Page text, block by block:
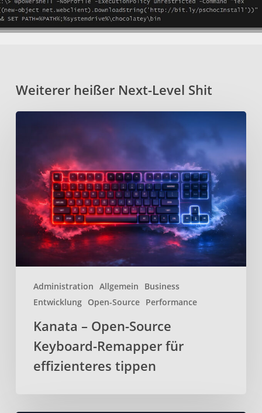
Weiterer heißer Next-Level Shit
Administration Allgemein
Business
Entwicklung Open-Source Performance
Source
Keyboard-
Remapper
für
effizienteres
tippen
Kanata – Open-Source
Keyboard-Remapper für
effizienteres tippen